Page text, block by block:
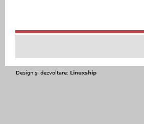
Design şi dezvoltare: Linuxship